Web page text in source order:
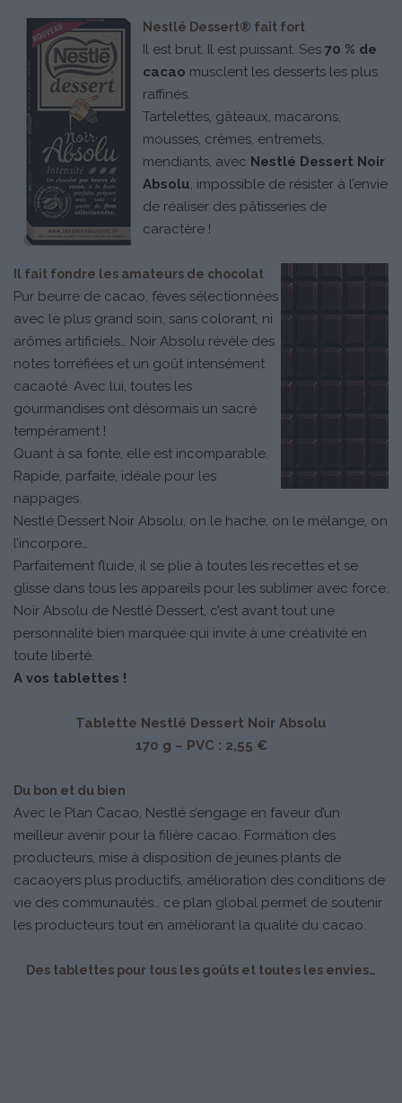
Nestlé Dessert® fait fort
Il est brut. Il est puissant. Ses 70 % de
cacao musclent les desserts les plus
raffinés.
Tartelettes, gâteaux, macarons,
mousses, crèmes, entremets,
mendiants, avec Nestlé Dessert Noir
Absolu, impossible de résister à l’envie
de réaliser des pâtisseries de
caractère !
Il fait fondre les amateurs de chocolat
Pur beurre de cacao, fèves sélectionnées
avec le plus grand soin, sans colorant, ni
arômes artificiels… Noir Absolu révèle des
notes torréfiées et un goût intensément
cacaoté. Avec lui, toutes les
gourmandises ont désormais un sacré
tempérament !
Quant à sa fonte, elle est incomparable.
Rapide, parfaite, idéale pour les
nappages.
Nestlé Dessert Noir Absolu, on le hache, on le mélange, on
l’incorpore…
Parfaitement fluide, il se plie à toutes les recettes et se
glisse dans tous les appareils pour les sublimer avec force.
Noir Absolu de Nestlé Dessert, c’est avant tout une
personnalité bien marquée qui invite à une créativité en
toute liberté.
A vos tablettes !
Tablette Nestlé Dessert Noir Absolu
170 g – PVC : 2,55 €
Du bon et du bien
Avec le Plan Cacao, Nestlé s’engage en faveur d’un
meilleur avenir pour la filière cacao. Formation des
producteurs, mise à disposition de jeunes plants de
cacaoyers plus productifs, amélioration des conditions de
vie des communautés… ce plan global permet de soutenir
les producteurs tout en améliorant la qualité du cacao.
Des tablettes pour tous les goûts et toutes les envies…